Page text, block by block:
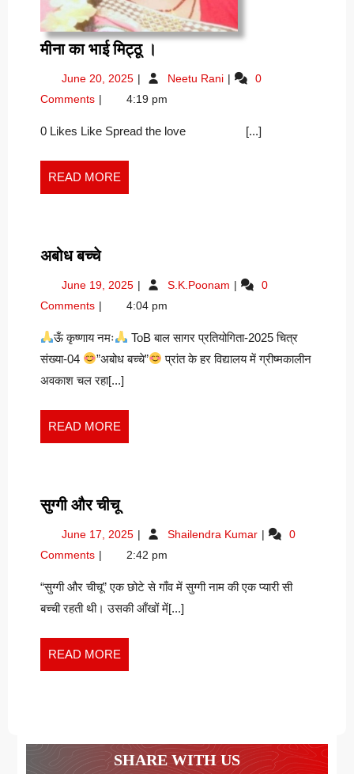
मीना का भाई मिट्ठू ।
भाई
मिट्ठू
।
June 20, 2025 June
2025
Neetu Rani मीना
0
Comments
4:19 pm
0 Likes Like Spread the love [...]
READ MORE
MORE
अबोध बच्चेअबोध
June 19, 2025 June
2025
S.K.Poonam अबोध
0
Comments
4:04 pm
ऊँ कृष्णाय नमः
ToB बाल सागर प्रतियोगिता-2025 चित्र
संख्या-04
”अबोध बच्चे”
प्रांत के हर विद्यालय में ग्रीष्मकालीन
अवकाश चल रहा[...]
READ MORE
MORE
सुग्गी और चीचूसुग्गी
चीचू
June 17, 2025 June
2025
Shailendra Kumar सुग्गी
0
Comments
2:42 pm
“सुग्गी और चीचू” एक छोटे से गाँव में सुग्गी नाम की एक प्यारी सी
बच्ची रहती थी। उसकी आँखों में[...]
READ MORE
MORE
SHARE WITH US